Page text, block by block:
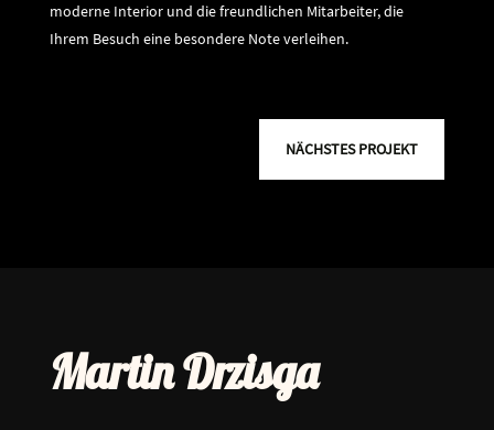
moderne Interior und die freundlichen Mitarbeiter, die
Ihrem Besuch eine besondere Note verleihen.
NÄCHSTES PROJEKT
Martin Drzisga